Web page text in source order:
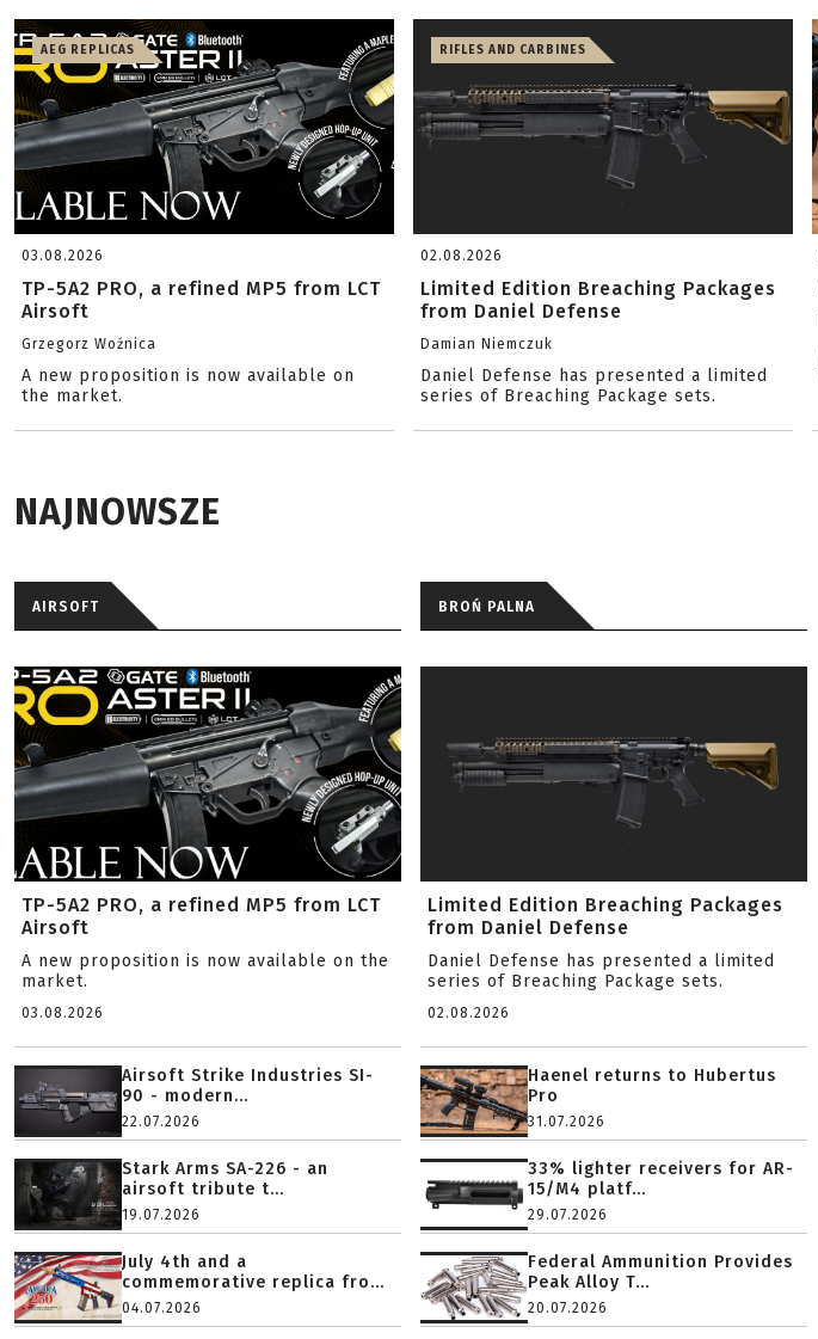
AEG REPLICAS
03.08.2026
TP-5A2 PRO, a refined MP5 from LCT
Airsoft
Grzegorz Woźnica
A new proposition is now available on
the market.
RIFLES AND CARBINES
02.08.2026
Limited Edition Breaching Packages
from Daniel Defense
Damian Niemczuk
Daniel Defense has presented a limited
series of Breaching Package sets.
NAJNOWSZE
AIRSOFT
TP-5A2 PRO, a refined MP5 from LCT
Airsoft
A new proposition is now available on the
market.
03.08.2026
Airsoft Strike Industries SI-
90 - modern...
22.07.2026
Stark Arms SA-226 - an
airsoft tribute t...
19.07.2026
July 4th and a
commemorative replica fro...
04.07.2026
BROŃ PALNA
Limited Edition Breaching Packages
from Daniel Defense
Daniel Defense has presented a limited
series of Breaching Package sets.
02.08.2026
Haenel returns to Hubertus
Pro
31.07.2026
33% lighter receivers for AR-
15/M4 platf...
29.07.2026
Federal Ammunition Provides
Peak Alloy T...
20.07.2026